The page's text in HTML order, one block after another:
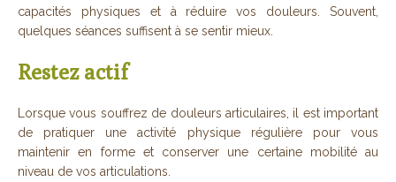
capacités physiques et à réduire vos douleurs. Souvent,
quelques séances suffisent à se sentir mieux.
Restez actif
Lorsque vous souffrez de douleurs articulaires, il est important
de pratiquer une activité physique régulière pour vous
maintenir en forme et conserver une certaine mobilité au
niveau de vos articulations.